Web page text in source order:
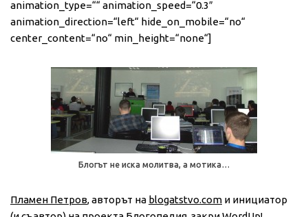
animation_type=““ animation_speed=“0.3″
animation_direction=“left“ hide_on_mobile=“no“
center_content=“no“ min_height=“none“]
Блогът не иска молитва, а мотика…
Пламен Петров, авторът на blogatstvo.com и инициатор